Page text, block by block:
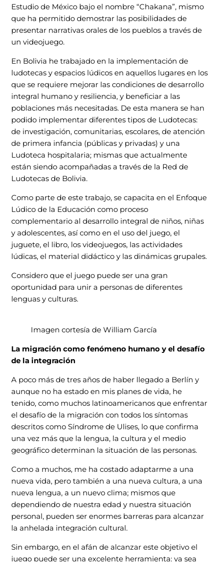
Estudio de México bajo el nombre “Chakana”, mismo
que ha permitido demostrar las posibilidades de
presentar narrativas orales de los pueblos a través de
un videojuego.
En Bolivia he trabajado en la implementación de
ludotecas y espacios lúdicos en aquellos lugares en los
que se requiere mejorar las condiciones de desarrollo
integral humano y resiliencia, y beneficiar a las
poblaciones más necesitadas. De esta manera se han
podido implementar diferentes tipos de Ludotecas:
de investigación, comunitarias, escolares, de atención
de primera infancia (públicas y privadas) y una
Ludoteca hospitalaria; mismas que actualmente
están siendo acompañadas a través de la Red de
Ludotecas de Bolivia.
Como parte de este trabajo, se capacita en el Enfoque
Lúdico de la Educación como proceso
complementario al desarrollo integral de niños, niñas
y adolescentes, así como en el uso del juego, el
juguete, el libro, los videojuegos, las actividades
lúdicas, el material didáctico y las dinámicas grupales.
Considero que el juego puede ser una gran
oportunidad para unir a personas de diferentes
lenguas y culturas.
Imagen cortesía de William García
La migración como fenómeno humano y el desafío
de la integración
A poco más de tres años de haber llegado a Berlín y
aunque no ha estado en mis planes de vida, he
tenido, como muchos latinoamericanos que enfrentar
el desafío de la migración con todos los síntomas
descritos como Síndrome de Ulises, lo que confirma
una vez más que la lengua, la cultura y el medio
geográfico determinan la situación de las personas.
Como a muchos, me ha costado adaptarme a una
nueva vida, pero también a una nueva cultura, a una
nueva lengua, a un nuevo clima; mismos que
dependiendo de nuestra edad y nuestra situación
personal, pueden ser enormes barreras para alcanzar
la anhelada integración cultural.
Sin embargo, en el afán de alcanzar este objetivo el
juego puede ser una excelente herramienta: ya sea